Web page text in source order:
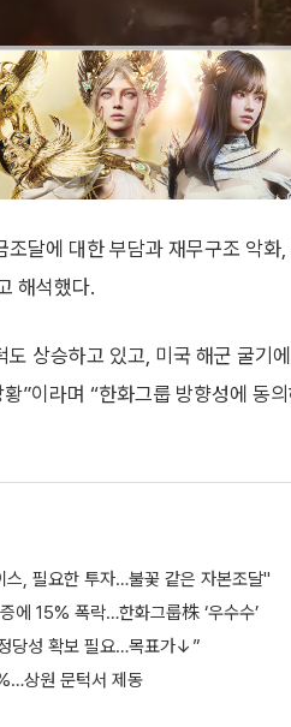
달에 대한 부담과 재무구조 악
해석했다.
상승하고 있고, 미국 해군 굴기
”이라며 “한화그룹 방향성에 동
, 필요한 투자…불꽃 같은 자본조달"
에 15% 폭락…한화그룹株 ‘우수수’
당성 확보 필요…목표가↓”
상원 문턱서 제동